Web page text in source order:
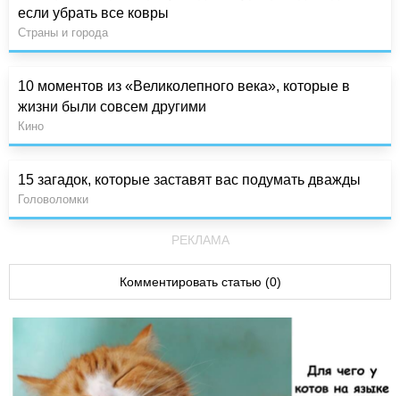
если убрать все ковры
Страны и города
10 моментов из «Великолепного века», которые в
жизни были совсем другими
Кино
15 загадок, которые заставят вас подумать дважды
Головоломки
РЕКЛАМА
Комментировать статью (0)